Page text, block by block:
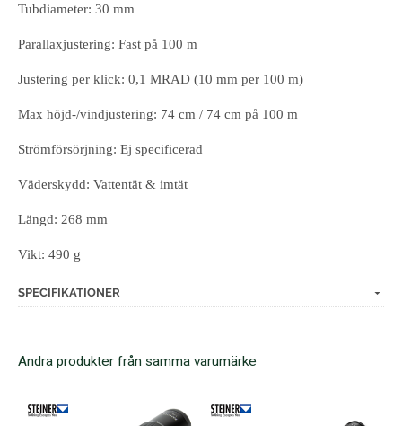
Tubdiameter: 30 mm
Parallaxjustering: Fast på 100 m
Justering per klick: 0,1 MRAD (10 mm per 100 m)
Max höjd-/vindjustering: 74 cm / 74 cm på 100 m
Strömförsörjning: Ej specificerad
Väderskydd: Vattentät & imtät
Längd: 268 mm
Vikt: 490 g
SPECIFIKATIONER
Andra produkter från samma varumärke